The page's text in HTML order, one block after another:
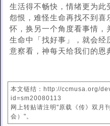
生活得不畅快，情绪更为此
怨恨，难怪生命再找不到喜
怀，换另一个角度看事情，
生命中「找好事」，就会经
意察看，神每天给我们的恩
本文链结：http://ccmusa.org/
id=sm20080113
网上转贴请注明"原载《传》双月
会）"。